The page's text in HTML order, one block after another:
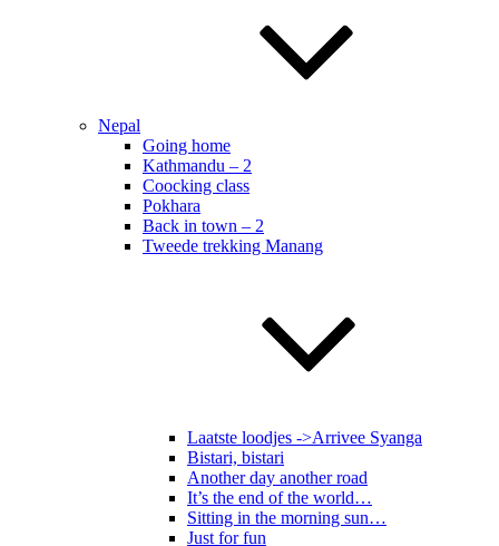
Nepal
Going home
Kathmandu – 2
Coocking class
Pokhara
Back in town – 2
Tweede trekking Manang
Laatste loodjes ->Arrivee Syanga
Bistari, bistari
Another day another road
It’s the end of the world…
Sitting in the morning sun…
Just for fun